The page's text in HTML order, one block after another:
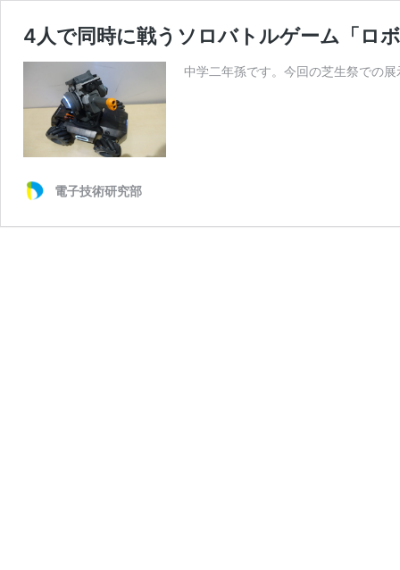
4人で同時に戦うソロバトルゲーム「ロ
中学二年孫です。今回の芝生祭での
電子技術研究部